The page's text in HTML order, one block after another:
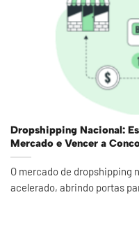
Dropshipping Nacional:
Mercado e Vencer a
O mercado de dropshipping
acelerado, abrindo portas